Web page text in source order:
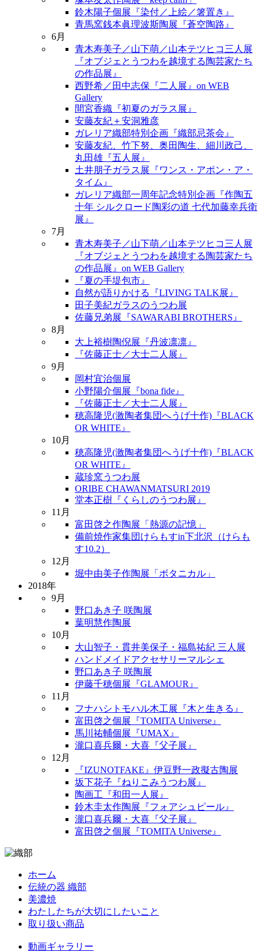
鈴木陽子個展『染付／上絵／箸置き』
青馬窯銭本眞理波斯陶展『蒼空陶路』
6月
青木寿美子／山下萌／山本テツヒコ三人展
『オブジェとうつわを越境する陶芸家たち
の作品展』
西野希／田中志保『二人展』on WEB
Gallery
間宮香織『初夏のガラス展』
安藤友紀＋安洞雅彦
ガレリア織部特別企画『織部忌茶会』
安藤友紀、竹下努、奥田陶生、細川政己、
丸田雄『五人展』
土井朋子ガラス展『ワンス・アポン・ア・
タイム』
ガレリア織部一周年記念特別企画『作陶五
十年 シルクロード陶彩の道 七代加藤幸兵衛
展』
7月
青木寿美子／山下萌／山本テツヒコ三人展
『オブジェとうつわを越境する陶芸家たち
の作品展』on WEB Gallery
『夏の手堤包市』
自然が語りかける『LIVING TALK展』
田子美紀ガラスのうつわ展
佐藤兄弟展『SAWARABI BROTHERS』
8月
大上裕樹陶倪展『丹波凛凛』
『佐藤正士／大士二人展』
9月
岡村宜治個展
小野陽介個展『bona fide』
『佐藤正士／大士二人展』
穂高隆児(激陶者集団へうげ十作)『BLACK
OR WHITE』
10月
穂高隆児(激陶者集団へうげ十作)『BLACK
OR WHITE』
蔵珍窯うつわ展
ORIBE CHAWANMATSURI 2019
堂本正樹『くらしのうつわ展』
11月
富田啓之作陶展「熱源の記憶」
備前焼作家集団けらもすin下北沢（けらも
す10.2）
12月
堀中由美子作陶展「ボタニカル」
2018年
9月
野口あき子 咲陶展
葉明慧作陶展
10月
大山智子・貫井美保子・福島祐紀 三人展
ハンドメイドアクセサリーマルシェ
野口あき子 咲陶展
伊藤千穂個展『GLAMOUR』
11月
フナハシトモハル木工展『木と生きる』
富田啓之個展『TOMITA Universe』
馬川祐輔個展『UMAX』
瀧口喜兵爾・大喜『父子展』
12月
『IZUNOTFAKE』伊豆野一政擬古陶展
坂下花子『ねりこみうつわ展』
陶画工『和田一人展』
鈴木圭太作陶展『フォアシュピール』
瀧口喜兵爾・大喜『父子展』
富田啓之個展『TOMITA Universe』
ホーム
伝統の器 織部
美濃焼
わたしたちが大切にしたいこと
取り扱い商品
動画ギャラリー